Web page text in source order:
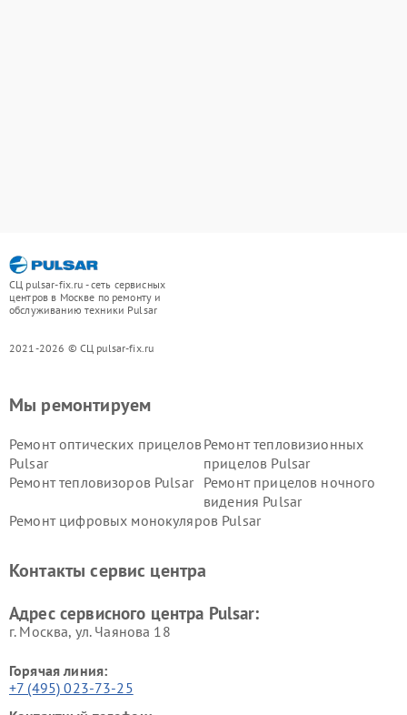
СЦ pulsar-fix.ru - сеть сервисных
центров в Москве по ремонту и
обслуживанию техники Pulsar
2021-2026 © СЦ pulsar-fix.ru
Мы ремонтируем
Ремонт оптических прицелов
Pulsar
Ремонт тепловизионных
прицелов Pulsar
Ремонт тепловизоров Pulsar
Ремонт прицелов ночного
видения Pulsar
Ремонт цифровых монокуляров Pulsar
Контакты сервис центра
Адрес сервисного центра Pulsar:
г. Москва, ул. Чаянова 18
Горячая линия:
+7 (495) 023-73-25